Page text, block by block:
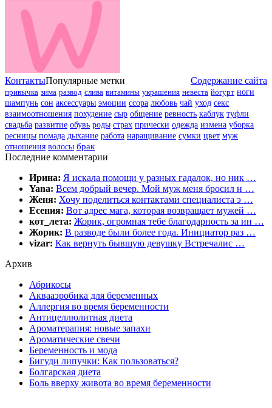
Контакты Содержание сайта
Популярные метки
привычка зима развод слива витамины украшения невеста йогурт ноги
шампунь сон аксессуары эмоции ссора любовь чай уход секс
взаимоотношения похудение сыр общение ревность каблук туфли
свадьба развитие обувь роды страх прически одежда измена уборка
ресницы помада дыхание работа наращивание сумки цвет муж
отношения волосы брак
Последние комментарии
Ирина: Я искала помощи у разных гадалок, но ник …
Yana: Всем добрый вечер. Мой муж меня бросил н …
Женя: Хочу поделиться контактами специалиста э …
Есения: Вот адрес мага, которая возвращает мужей …
кот_лета: Жорик, огромная тебе благодарность за ин …
Жорик: В разводе были более года. Инициатор раз …
vizar: Как вернуть бывшую девушку Встречалис …
Архив
Абрикосы
Аквааэробика для беременных
Аллергия во время беременности
Антицеллюлитная диета
Ароматерапия: новые запахи
Ароматические свечи
Беременность и мода
Бигуди липучки: Как пользоваться?
Болгарская диета
Боль вверху живота во время беременности